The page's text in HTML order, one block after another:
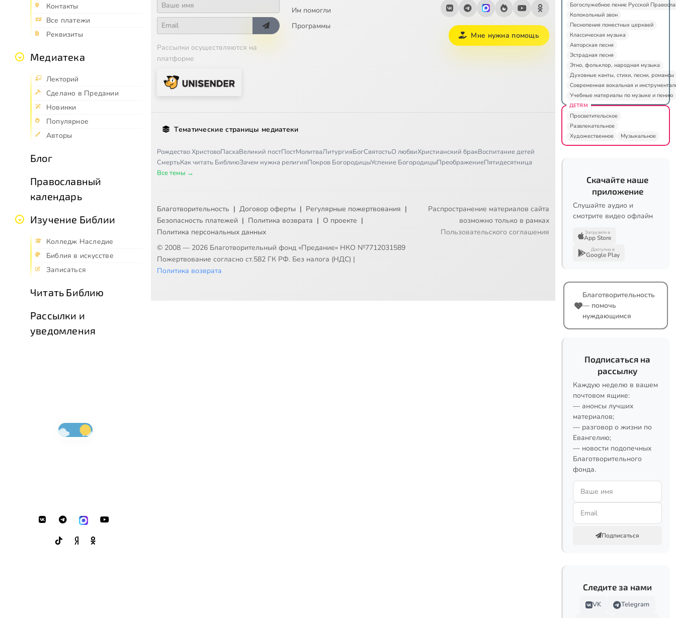
Контакты
Все платежи
Реквизиты
Медиатека
Лекторий
Сделано в Предании
Новинки
Популярное
Авторы
Блог
Православный
календарь
Изучение Библии
Колледж Наследие
Библия в искусстве
Записаться
Читать Библию
Рассылки и
уведомления
Рассылки осуществляются на
платформе
Им помогли
Программы
Мне нужна помощь
Тематические страницы медиатеки
Рождество ХристовоПасхаВеликий постПостМолитваЛитургияБогСвятостьО любвиХристианский бракВоспитание детей
СмертьКак читать БиблиюЗачем нужна религияПокров БогородицыУспение БогородицыПреображениеПятидесятница
Все темы →
Благотворительность | Договор оферты | Регулярные пожертвования |
Безопасность платежей | Политика возврата | О проекте |
Политика персональных данных
© 2008 — 2026 Благотворительный фонд «Предание» НКО №7712031589
Пожертвование согласно ст.582 ГК РФ. Без налога (НДС) |
Политика возврата
Распространение материалов сайта
возможно только в рамках
Пользовательского соглашения
Богослужебное пение Русской
Колокольный звон
Песнопения поместных церквей
Классическая музыка
Авторская песня
Эстрадная песня
Этно, фольклор, народная музыка
Духовные канты, стихи, песни, романсы
Современная вокальная и
Учебные материалы по музыке и пению
ДЕТЯМ
Просветительское
Развлекательное
Художественное
Музыкальное
Скачайте наше
приложение
Слушайте аудио и
смотрите видео офлайн
Загрузите в
App Store
Доступно в
Google Play
Благотворительность
— помочь
нуждающимся
Подписаться на
рассылку
Каждую неделю в вашем
почтовом ящике:
— анонсы лучших
материалов;
— разговор о жизни по
Евангелию;
— новости подопечных
Благотворительного
фонда.
Подписаться
Следите за нами
VK
Telegram